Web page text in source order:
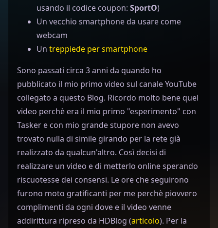
usando il codice coupon: SportO)
Un vecchio smartphone da usare come
webcam
Un treppiede per smartphone
Sono passati circa 3 anni da quando ho
pubblicato il mio primo video sul canale YouTube
collegato a questo Blog. Ricordo molto bene quel
video perchè era il mio primo "esperimento" con
Tasker e con mio grande stupore non avevo
trovato nulla di simile girando per la rete già
realizzato da qualcun'altro. Così decisi di
realizzare un video e di metterlo online sperando
riscuotesse dei consensi. Le ore che seguirono
furono moto gratificanti per me perchè piovvero
complimenti da ogni dove e il video venne
addirittura ripreso da HDBlog (articolo). Per la